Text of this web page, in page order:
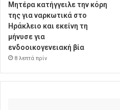
Μητέρα κατήγγειλε την κόρη
της για ναρκωτικά στο
Ηράκλειο και εκείνη τη
μήνυσε για
ενδοοικογενειακή βία
8 λεπτά πρίν